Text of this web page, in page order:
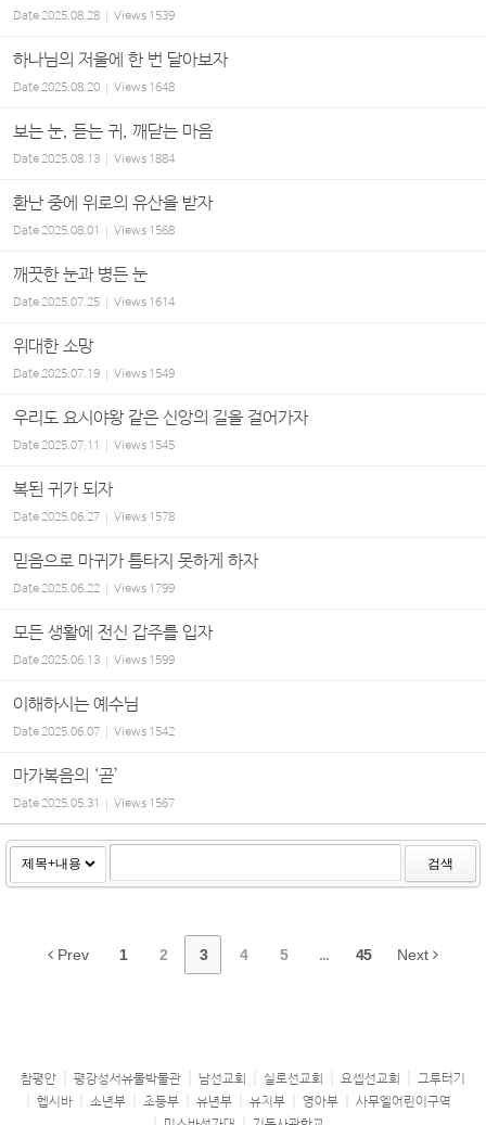
Date2025.08.28 Views 1539
하나님의 저울에 한 번 달아보자
Date2025.08.20 Views 1648
보는 눈, 듣는 귀, 깨닫는 마음
Date2025.08.13 Views 1884
환난 중에 위로의 유산을 받자
Date2025.08.01 Views 1568
깨끗한 눈과 병든 눈
Date2025.07.25 Views 1614
위대한 소망
Date2025.07.19 Views 1549
우리도 요시야왕 같은 신앙의 길을 걸어가자
Date2025.07.11 Views 1545
복된 귀가 되자
Date2025.06.27 Views 1578
믿음으로 마귀가 틈타지 못하게 하자
Date2025.06.22 Views 1799
모든 생활에 전신 갑주를 입자
Date2025.06.13 Views 1599
이해하시는 예수님
Date2025.06.07 Views 1542
마가복음의 ‘곧’
Date2025.05.31 Views 1567
검색
Prev 1 2 3 4 5 ... 45 Next
참평안 평강성서유물박물관 남선교회 실로선교회 요셉선교회
그루터기
헵시바
소년부 초등부 유년부 유치부 영아부
사무엘어린이구역